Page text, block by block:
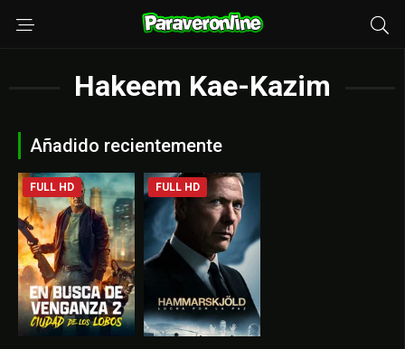
Hakeem Kae-Kazim
Añadido recientemente
FULL HD FULL HD